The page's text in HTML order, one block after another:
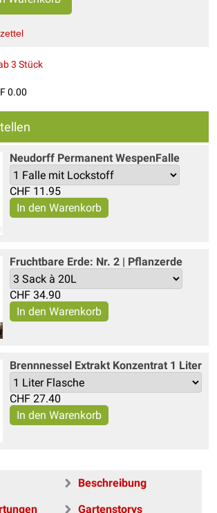
3 Stück
0.00
Neudorff Permanent WespenFalle
CHF 11.95
Fruchtbare Erde: Nr. 2 | Pflanzerde
CHF 34.90
Brennnessel Extrakt Konzentrat 1 Liter
CHF 27.40
Beschreibung
Gartenstorys